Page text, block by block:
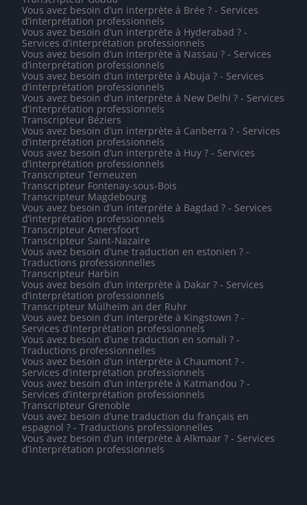
Vous avez besoin d’un interprète à Brée ? - Services
d’interprétation professionnels
Vous avez besoin d’un interprète à Hyderabad ? -
Services d’interprétation professionnels
Vous avez besoin d’un interprète à Nassau ? - Services
d’interprétation professionnels
Vous avez besoin d’un interprète à Abuja ? - Services
d’interprétation professionnels
Vous avez besoin d’un interprète à New Delhi ? - Services
d’interprétation professionnels
Transcripteur Béziers
Vous avez besoin d’un interprète à Canberra ? - Services
d’interprétation professionnels
Vous avez besoin d’un interprète à Huy ? - Services
d’interprétation professionnels
Transcripteur Terneuzen
Transcripteur Fontenay-sous-Bois
Transcripteur Magdebourg
Vous avez besoin d’un interprète à Bagdad ? - Services
d’interprétation professionnels
Transcripteur Amersfoort
Transcripteur Saint-Nazaire
Vous avez besoin d’une traduction en estonien ? -
Traductions professionnelles
Transcripteur Harbin
Vous avez besoin d’un interprète à Dakar ? - Services
d’interprétation professionnels
Transcripteur Mülheim an der Ruhr
Vous avez besoin d’un interprète à Kingstown ? -
Services d’interprétation professionnels
Vous avez besoin d’une traduction en somali ? -
Traductions professionnelles
Vous avez besoin d’un interprète à Chaumont ? -
Services d’interprétation professionnels
Vous avez besoin d’un interprète à Katmandou ? -
Services d’interprétation professionnels
Transcripteur Grenoble
Vous avez besoin d’une traduction du français en
espagnol ? - Traductions professionnelles
Vous avez besoin d’un interprète à Alkmaar ? - Services
d’interprétation professionnels